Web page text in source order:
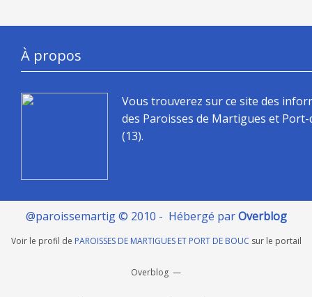
À propos
Vous trouverez sur ce site des
des Paroisses de Martigues et
(13).
@paroissemartig © 2010 - Hébergé parOverblog
Voir le profil de PAROISSES DE MARTIGUES ET PORT DE BOUC sur le portail
Overblog